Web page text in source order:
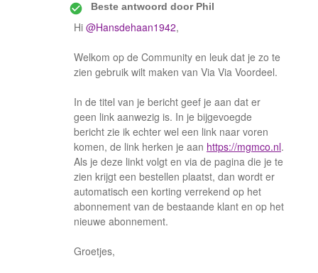
Beste antwoord doorPhil
Hi @Hansdehaan1942,
Welkom op de Community en leuk dat je zo te
zien gebruik wilt maken van Via Via Voordeel.
In de titel van je bericht geef je aan dat er
geen link aanwezig is. In je bijgevoegde
bericht zie ik echter wel een link naar voren
komen, de link herken je aan https://mgmco.nl.
Als je deze linkt volgt en via de pagina die je te
zien krijgt een bestellen plaatst, dan wordt er
automatisch een korting verrekend op het
abonnement van de bestaande klant en op het
nieuwe abonnement.
Groetjes,